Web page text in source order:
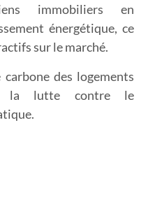
immobiliers en
énergétique, ce
sur le marché.
carbonedes logements
la lutte contre le